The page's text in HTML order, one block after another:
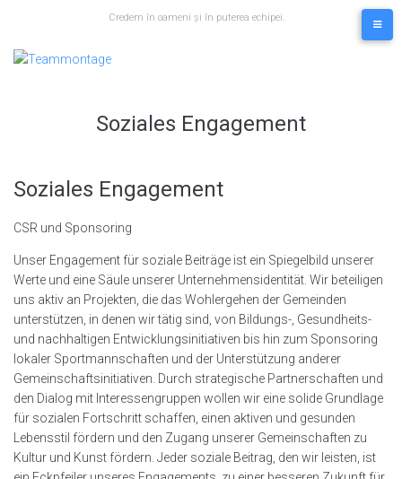
content
Credem în oameni și în puterea echipei.
Soziales Engagement
Soziales Engagement
CSR und Sponsoring
Unser Engagement für soziale Beiträge ist ein Spiegelbild unserer
Werte und eine Säule unserer Unternehmensidentität. Wir beteiligen
uns aktiv an Projekten, die das Wohlergehen der Gemeinden
unterstützen, in denen wir tätig sind, von Bildungs-, Gesundheits-
und nachhaltigen Entwicklungsinitiativen bis hin zum Sponsoring
lokaler Sportmannschaften und der Unterstützung anderer
Gemeinschaftsinitiativen. Durch strategische Partnerschaften und
den Dialog mit Interessengruppen wollen wir eine solide Grundlage
für sozialen Fortschritt schaffen, einen aktiven und gesunden
Lebensstil fördern und den Zugang unserer Gemeinschaften zu
Kultur und Kunst fördern. Jeder soziale Beitrag, den wir leisten, ist